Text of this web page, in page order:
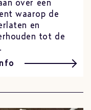
over een
waarop de
en
tot de